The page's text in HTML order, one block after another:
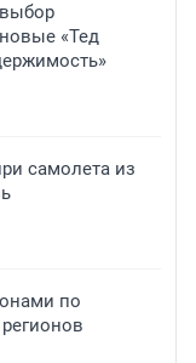
«Тед
самолета из
по